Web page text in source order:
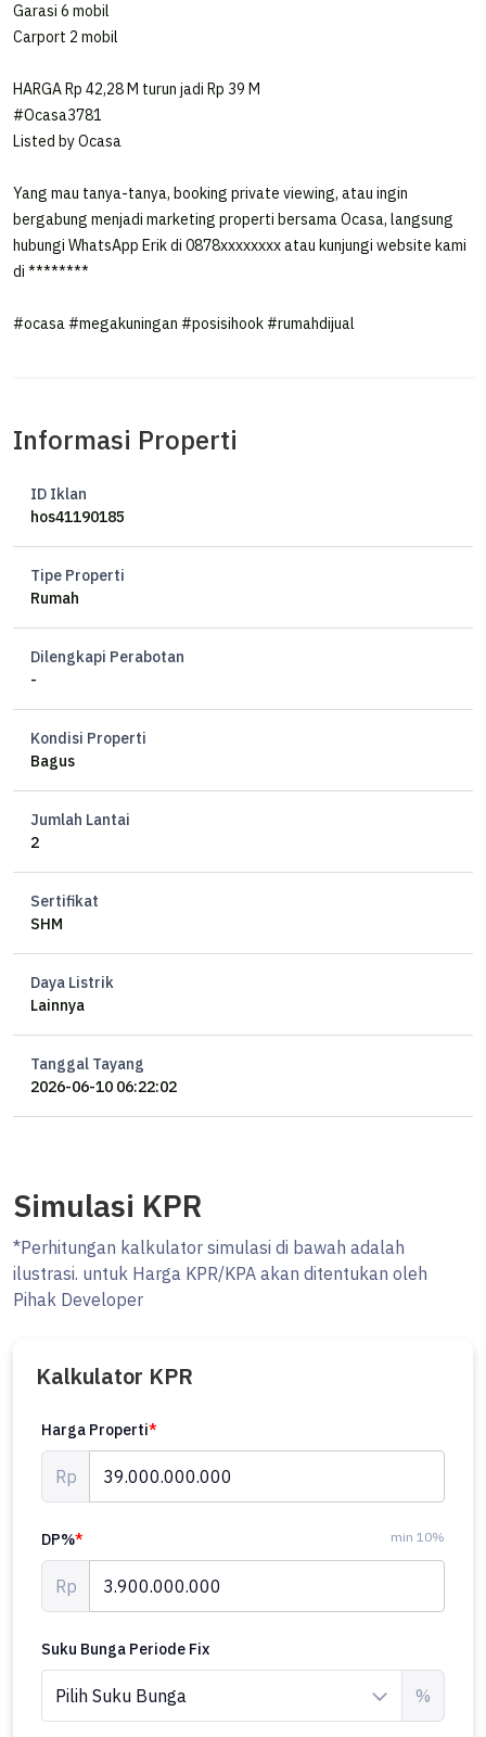
Garasi 6 mobil
Carport 2 mobil
HARGA Rp 42,28 M turun jadi Rp 39 M
#Ocasa3781
Listed by Ocasa
Yang mau tanya-tanya, booking private viewing, atau ingin
bergabung menjadi marketing properti bersama Ocasa, langsung
hubungi WhatsApp Erik di 0878xxxxxxxx atau kunjungi website kami
di ********
#ocasa #megakuningan #posisihook #rumahdijual
Kondisi Properti
Bagus
Jumlah Lantai
2
Sertifikat
SHM
Daya Listrik
Simulasi KPR
ilustrasi. untuk Harga KPR/KPA akan ditentukan oleh
Pihak Developer
Kalkulator KPR
Rp
DP%*
Rp
kebijakan bank
Properti Serupa dengan
properti ini
Rp 38 Miliar